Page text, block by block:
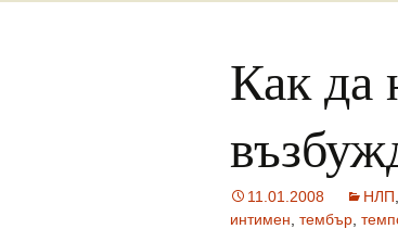
Как да
11.01.2008 НЛП
интимен тембър